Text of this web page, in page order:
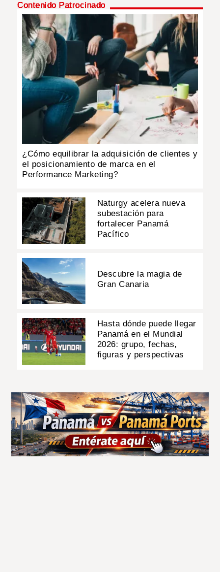
Contenido Patrocinado
¿Cómo equilibrar la adquisición de clientes y
el posicionamiento de marca en el
Performance Marketing?
Naturgy acelera nueva
subestación para
fortalecer Panamá
Pacífico
Descubre la magia de
Gran Canaria
Hasta dónde puede llegar
Panamá en el Mundial
2026: grupo, fechas,
figuras y perspectivas